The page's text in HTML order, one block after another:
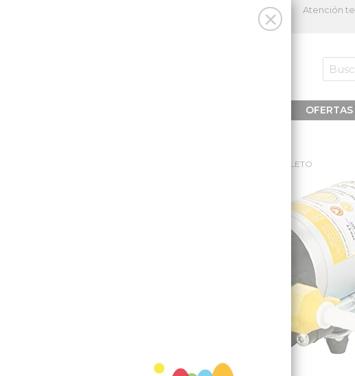
Atención
OFERTAS
BOMBA DE AGUA AUTO.SHURFLO7L.LILIE COMPLETO
×